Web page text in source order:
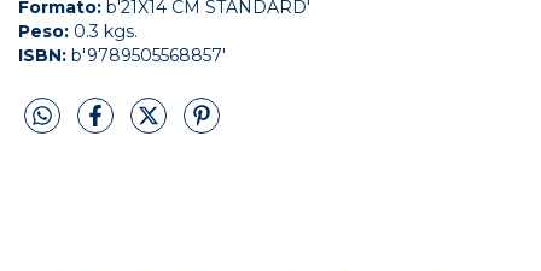
Formato: b'21X14 CM STANDARD'
Peso: 0.3 kgs.
ISBN: b'9789505568857'